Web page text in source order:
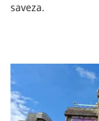
saveza.